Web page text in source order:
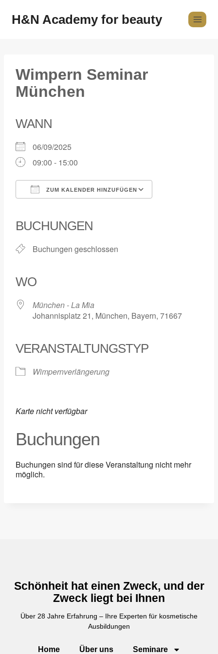
H&N Academy for beauty
Wimpern Seminar
München
WANN
06/09/2025
09:00 - 15:00
ZUM KALENDER HINZUFÜGEN
BUCHUNGEN
Buchungen geschlossen
WO
München - La Mia
Johannisplatz 21, München, Bayern, 71667
VERANSTALTUNGSTYP
Wimpernverlängerung
Karte nicht verfügbar
Buchungen
Buchungen sind für diese Veranstaltung nicht mehr
möglich.
Schönheit hat einen Zweck, und der
Zweck liegt bei Ihnen
Über 28 Jahre Erfahrung – Ihre Experten für kosmetische
Ausbildungen
Home Über uns Seminare